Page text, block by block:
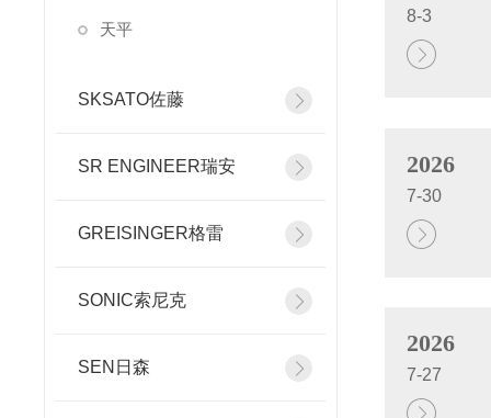
天平
SKSATO佐藤
SR ENGINEER瑞安
GREISINGER格雷
SONIC索尼克
SEN日森
8-3
2026
7-30
2026
7-27